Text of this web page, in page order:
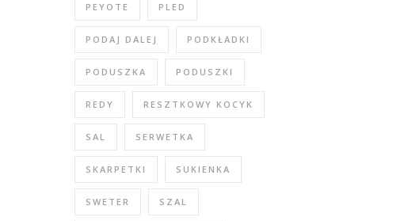
PEYOTE PLED
PODAJ DALEJ PODKŁADKI
PODUSZKA PODUSZKI
REDY RESZTKOWY KOCYK
SAL SERWETKA
SKARPETKI SUKIENKA
SWETER SZAL